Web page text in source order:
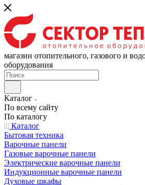
магазин отопительного, газового и
оборудования
Каталог
По всему сайту
По каталогу
Каталог
Бытовая техника
Варочные панели
Газовые варочные панели
Электрические варочные панели
Индукционные варочные панели
Духовые шкафы